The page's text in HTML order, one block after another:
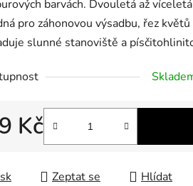
barvách. Dvouletá až
pro záhonovou výsadbu, řez
slunné stanoviště a
Kč
cena:
Zeptat se Hlídat